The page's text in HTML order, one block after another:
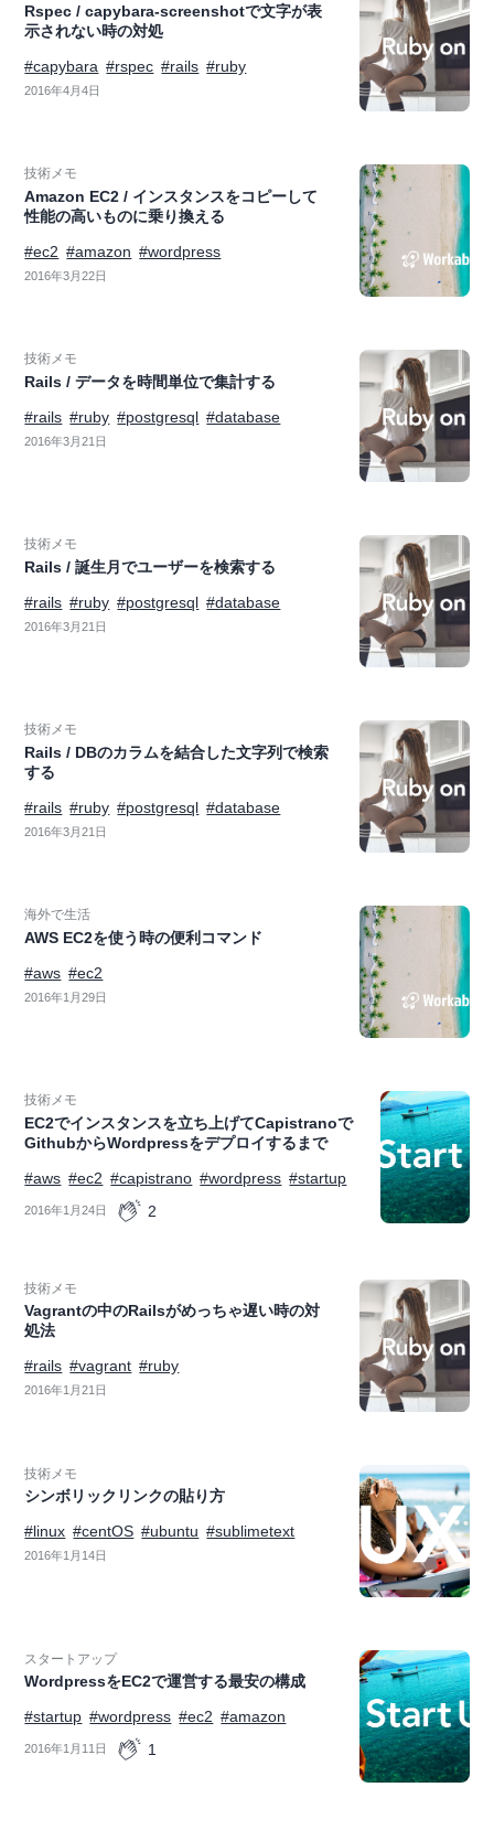
Rspec / capybara-screenshotで文字が表
示されない時の対処
#capybara #rspec #rails #ruby
2016年4月4日
技術メモ
Amazon EC2 / インスタンスをコピーして
性能の高いものに乗り換える
#ec2 #amazon #wordpress
2016年3月22日
技術メモ
Rails / データを時間単位で集計する
#rails #ruby #postgresql #database
2016年3月21日
技術メモ
Rails / 誕生月でユーザーを検索する
#rails #ruby #postgresql #database
2016年3月21日
技術メモ
Rails / DBのカラムを結合した文字列で検索
する
#rails #ruby #postgresql #database
2016年3月21日
海外で生活
AWS EC2を使う時の便利コマンド
#aws #ec2
2016年1月29日
技術メモ
EC2でインスタンスを立ち上げてCapistranoで
GithubからWordpressをデプロイするまで
#aws #ec2 #capistrano #wordpress #startup
2016年1月24日 2
技術メモ
Vagrantの中のRailsがめっちゃ遅い時の対
処法
#rails #vagrant #ruby
2016年1月21日
技術メモ
シンボリックリンクの貼り方
#linux #centOS #ubuntu #sublimetext
2016年1月14日
スタートアップ
WordpressをEC2で運営する最安の構成
#startup #wordpress #ec2 #amazon
2016年1月11日 1